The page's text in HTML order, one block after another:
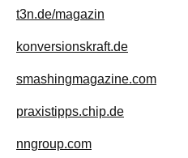
t3n.de/magazin
konversionskraft.de
smashingmagazine.com
praxistipps.chip.de
nngroup.com